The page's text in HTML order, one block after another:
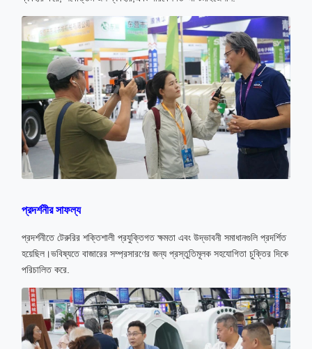
প্রদর্শনীর সাফল্য
প্রদর্শনীতে টেরুরির শক্তিশালী প্রযুক্তিগত ক্ষমতা এবং উদ্ভাবনী সমাধানগুলি প্রদর্শিত
হয়েছিল।ভবিষ্যতে বাজারের সম্প্রসারণের জন্য প্রস্তুতিমূলক সহযোগিতা চুক্তির দিকে
পরিচালিত করে.